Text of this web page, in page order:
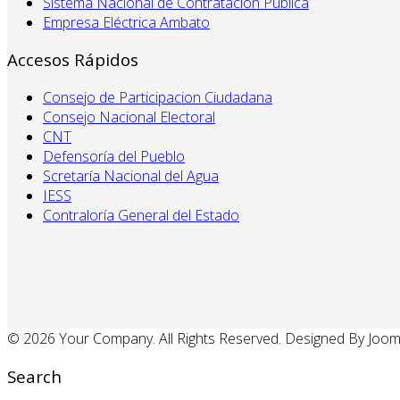
Empresa Eléctrica Ambato
Accesos Rápidos
Consejo de Participacion Ciudadana
Consejo Nacional Electoral
CNT
Defensoría del Pueblo
Scretaría Nacional del Agua
IESS
Contraloría General del Estado
© 2026 Your Company. All Rights Reserved. Designed By
Search